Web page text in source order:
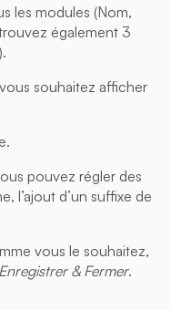
les modules (Nom,
également 3
).
souhaitez afficher
pouvez régler des
l’ajout d’un suffixe de
vous le souhaitez,
Enregistrer & Fermer.